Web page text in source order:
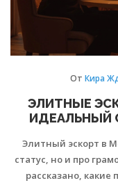
От Кира
ЭЛИТНЫЕ
ИДЕАЛЬНЫЙ
Элитный эскорт в
статус, но и про
рассказано,